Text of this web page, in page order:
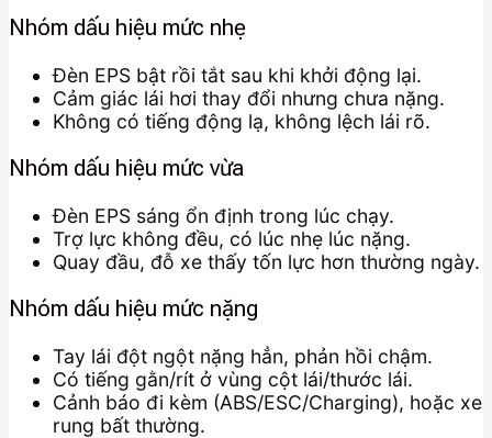
Nhóm dấu hiệu mức nhẹ
Đèn EPS bật rồi tắt sau khi khởi động lại.
Cảm giác lái hơi thay đổi nhưng chưa nặng.
Không có tiếng động lạ, không lệch lái rõ.
Nhóm dấu hiệu mức vừa
Đèn EPS sáng ổn định trong lúc chạy.
Trợ lực không đều, có lúc nhẹ lúc nặng.
Quay đầu, đỗ xe thấy tốn lực hơn thường ngày.
Nhóm dấu hiệu mức nặng
Tay lái đột ngột nặng hẳn, phản hồi chậm.
Có tiếng gằn/rít ở vùng cột lái/thước lái.
Cảnh báo đi kèm (ABS/ESC/Charging), hoặc xe
rung bất thường.